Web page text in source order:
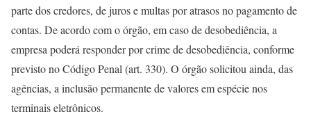
parte dos credores, de juros e multas por atrasos no pagamento de
contas. De acordo com o órgão, em caso de desobediência, a
empresa poderá responder por crime de desobediência, conforme
previsto no Código Penal (art. 330). O órgão solicitou ainda, das
agências, a inclusão permanente de valores em espécie nos
terminais eletrônicos.